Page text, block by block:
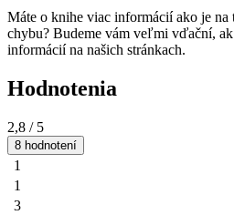
Máte o knihe viac informácií ako je na
chybu? Budeme vám veľmi vďační,
informácií na našich stránkach.
Hodnotenia
2,8 / 5
8 hodnotení
1
1
3